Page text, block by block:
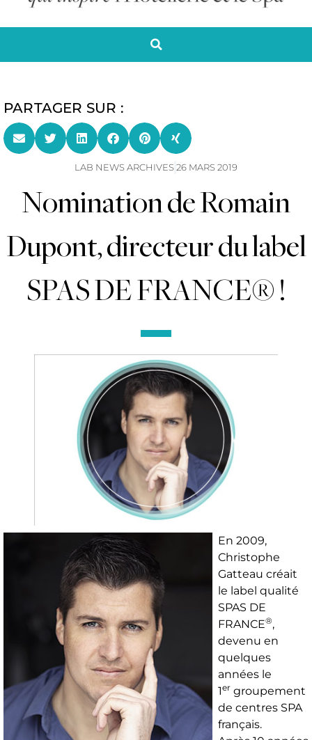
PARTAGER SUR :
LAB NEWS ARCHIVES26 MARS 2019
Nomination de Romain
Dupont, directeur du label
SPAS DE FRANCE® !
En 2009,
Christophe
Gatteau créait
le label qualité
SPAS DE
FRANCE®,
devenu en
quelques
années le
1er groupement
de centres SPA
français.